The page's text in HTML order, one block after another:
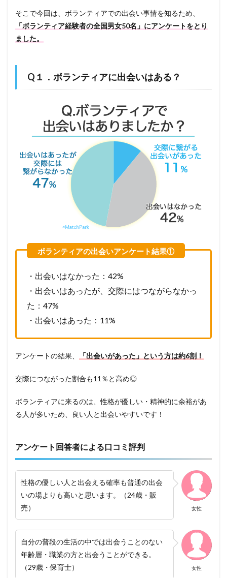
そこで今回は、ボランティアでの出会い事情を知るため、
「ボランティア経験者の全国男女50名」にアンケートをとり
ました。
Q１．ボランティアに出会いはある？
・出会いはなかった：42%
・出会いはあったが、交際にはつながらなかっ
た：47%
・出会いはあった：11%
アンケートの結果、 「出会いがあった」という方は約6割！
交際につながった割合も11％と高め◎
ボランティアに来るのは、性格が優しい・精神的に余裕があ
る人が多いため、良い人と出会いやすいです！
アンケート回答者による口コミ評判
女性
性格の優しい人と出会える確率も普通の出会
いの場よりも高いと思います。（24歳・販
売）
女性
自分の普段の生活の中では出会うことのない
年齢層・職業の方と出会うことができる。
（29歳・保育士）